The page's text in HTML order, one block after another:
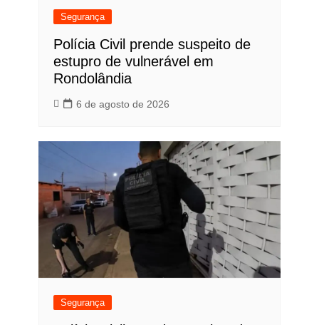
Segurança
Polícia Civil prende suspeito de
estupro de vulnerável em
Rondolândia
6 de agosto de 2026
Segurança